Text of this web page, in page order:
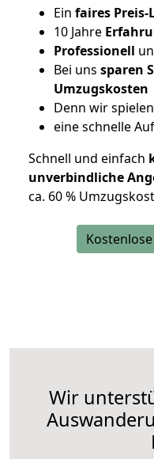
Ein faires
10 Jahre
Professionell
Bei uns sparen
Umzugskosten
Denn wir
eine schnelle
Schnell und einfach
unverbindliche
ca. 60 %
Wir